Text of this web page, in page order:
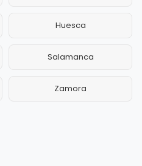
Huesca
Salamanca
Zamora